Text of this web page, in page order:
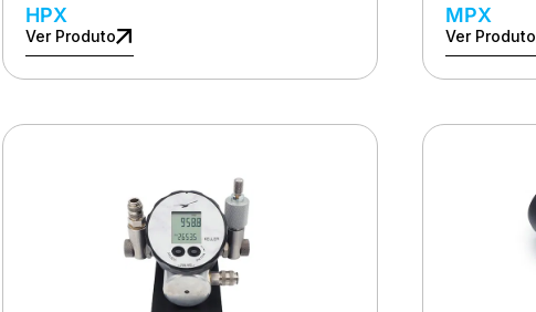
HPX
Ver Produto
MPX
Ver Produto